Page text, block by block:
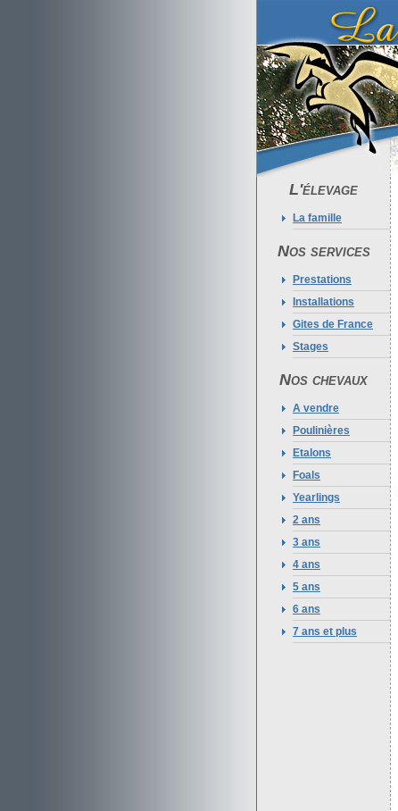
L'élevage
La famille
Nos services
Prestations
Installations
Gites de France
Stages
Nos chevaux
A vendre
Poulinières
Etalons
Foals
Yearlings
2 ans
3 ans
4 ans
5 ans
6 ans
7 ans et plus